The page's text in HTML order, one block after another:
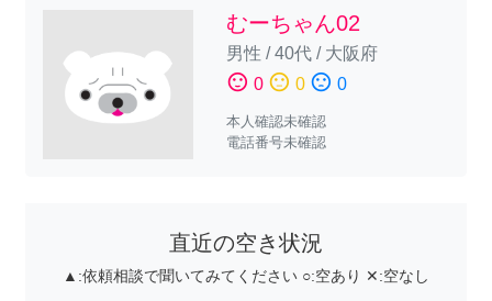
むーちゃん02
男性 /40代/ 大阪府
sentiment_satisfied 0 sentiment_neutral 0 sentiment_dissatisfied 0
本人確認未確認
電話番号未確認
直近の空き状況
▲:依頼相談で聞いてみてください ○:空あり ✕:空なし